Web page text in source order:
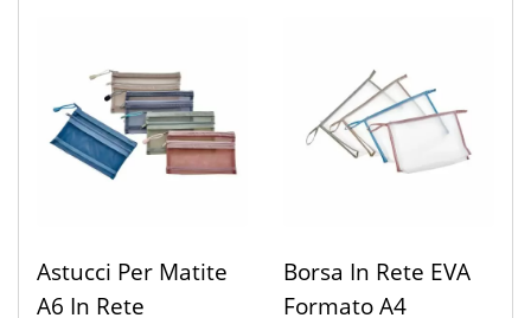
Astucci Per Matite
A6 In Rete
Borsa In Rete EVA
Formato A4